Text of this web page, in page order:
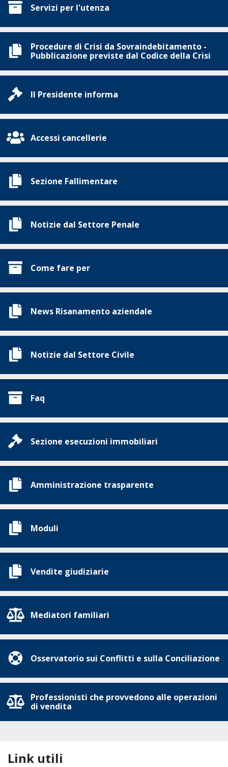
Servizi per l'utenza
Procedure di Crisi da Sovraindebitamento -
Pubblicazione previste dal Codice della Crisi
Il Presidente informa
Accessi cancellerie
Sezione Fallimentare
Notizie dal Settore Penale
Come fare per
News Risanamento aziendale
Notizie dal Settore Civile
Faq
Sezione esecuzioni immobiliari
Amministrazione trasparente
Moduli
Vendite giudiziarie
Mediatori familiari
Osservatorio sui Conflitti e sulla Conciliazione
Professionisti che provvedono alle operazioni
di vendita
Link utili